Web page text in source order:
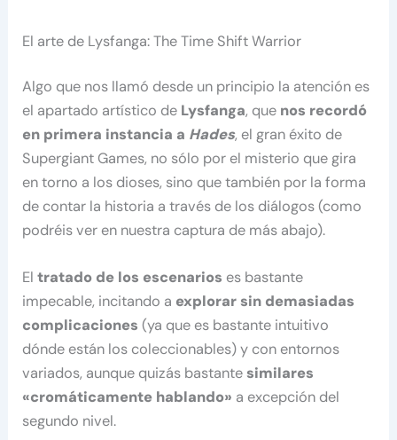
El arte de Lysfanga: The Time Shift Warrior
Algo que nos llamó desde un principio la atención es
el apartado artístico de Lysfanga, que nos recordó
en primera instancia a Hades, el gran éxito de
Supergiant Games, no sólo por el misterio que gira
en torno a los dioses, sino que también por la forma
de contar la historia a través de los diálogos (como
podréis ver en nuestra captura de más abajo).
Eltratado de los escenarios es bastante
impecable, incitando a explorar sin demasiadas
complicaciones (ya que es bastante intuitivo
dónde están los coleccionables) y con entornos
variados, aunque quizás bastantesimilares
«cromáticamente hablando» a excepción del
segundo nivel.